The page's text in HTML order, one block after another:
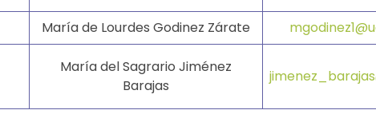
María de Lourdes Godinez Zárate
María del Sagrario Jiménez
Barajas